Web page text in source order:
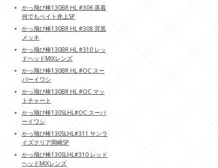
かっ飛び棒130BR HL #306 蒸着
何でもベイト井上SP
かっ飛び棒130BR HL #308 背黒
メッキ
かっ飛び棒130BR HL #310 レッ
ドヘッドMIXレンズ
かっ飛び棒130BR HL #OC スー
パーイワシ
かっ飛び棒130BR HL #OC マッ
トチャート
かっ飛び棒130SLHL#OC スーパ
ーイワシ
かっ飛び棒130SLHL#311 サンラ
イズクリア岡崎SP
かっ飛び棒130SLHL#310 レッド
ヘッドMIXレンズ